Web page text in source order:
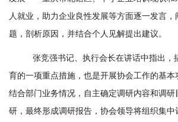
人就业，助力企业良性发展等方面逐一发言，
题，剖析原因，并结合个人见解提出建议。
张竞强书记、执行会长在讲话中指出，
育的一项重点措施，也是开展协会工作的基
结合部门业务情况，自主确定调研内容和调研
研，最终形成调研报告，协会领导将组织集中